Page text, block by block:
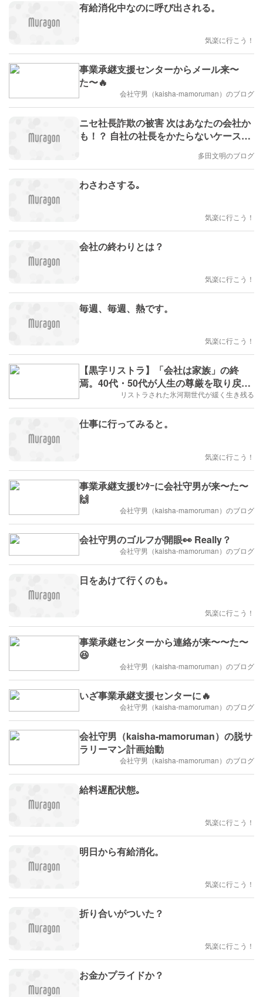
有給消化中なのに呼び出される。
気楽に行こう！
事業承継支援センターからメール来〜
た〜🔥
会社守男（kaisha-mamoruman）のブログ
ニセ社長詐欺の被害 次はあなたの会社か
も！？ 自社の社長をかたらないケースも
多田文明のブログ
わさわさする｡
気楽に行こう！
会社の終わりとは？
気楽に行こう！
毎週、毎週、熱です。
気楽に行こう！
【黒字リストラ】「会社は家族」の終
焉。40代・50代が人生の尊厳を取り戻す
ための処方箋リストラされた氷河期世代が緩く生き残る
仕事に行ってみると。
気楽に行こう！
事業承継支援ｾﾝﾀｰに会社守男が来〜た〜
🙌
会社守男（kaisha-mamoruman）のブログ
会社守男のゴルフが開眼👀 Really？
会社守男（kaisha-mamoruman）のブログ
日をあけて行くのも｡
気楽に行こう！
事業承継センターから連絡が来〜〜た〜
😆
会社守男（kaisha-mamoruman）のブログ
いざ事業承継支援センターに🔥
会社守男（kaisha-mamoruman）のブログ
会社守男（kaisha-mamoruman）の脱サ
ラリーマン計画始動
会社守男（kaisha-mamoruman）のブログ
給料遅配状態｡
気楽に行こう！
明日から有給消化。
気楽に行こう！
折り合いがついた？
気楽に行こう！
お金かプライドか？